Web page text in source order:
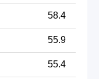
58.4
55.9
55.4